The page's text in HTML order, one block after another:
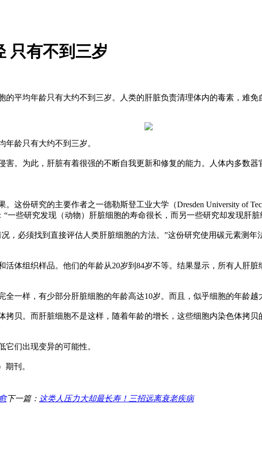
只有不到三岁
的平均年龄只有大约不到三岁。人类的肝脏负责清理体内的毒素，难
龄只有大约不到三岁。
害。为此，肝脏有着很强的不断自我更新和修复的能力。人体内多数
这份研究的主要作者之一德勒斯登工业大学（Dresden University of
“一些研究发现（动物）肝脏细胞的寿命很长，而另一些研究却发现肝
，必须找到直接评估人类肝脏细胞的方法。”这份研究使用碳元素测
体组织样品。他们的年龄从20岁到84岁不等。结果显示，所有人肝
一样，有少部分肝脏细胞的年龄高达10岁。而且，似乎细胞的年龄越
拷贝。而肝脏细胞不是这样，随着年龄的增长，这些细胞内染色体拷
们出现变异的可能性。
期刊。
下一篇： 这类人压力大却最长寿！三招远离衰老疾病